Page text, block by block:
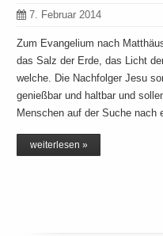
7. Februar 2014
Zum Evangelium nach
das Salz der Erde, das Licht
welche. Die Nachfolger Jesu
genießbar und haltbar und
Menschen auf der Suche nach
weiterlesen »